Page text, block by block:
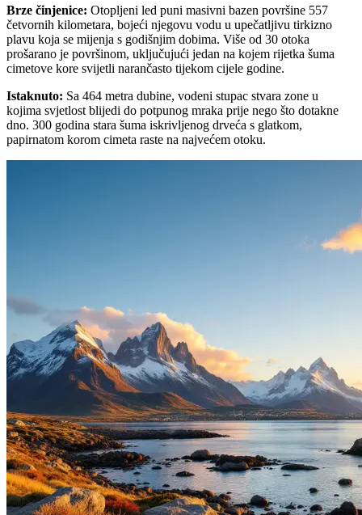
Brze činjenice: Otopljeni led puni masivni bazen površine 557
četvornih kilometara, bojeći njegovu vodu u upečatljivu tirkizno
plavu koja se mijenja s godišnjim dobima. Više od 30 otoka
prošarano je površinom, uključujući jedan na kojem rijetka šuma
cimetove kore svijetli narančasto tijekom cijele godine.
Istaknuto: Sa 464 metra dubine, vodeni stupac stvara zone u
kojima svjetlost blijedi do potpunog mraka prije nego što dotakne
dno. 300 godina stara šuma iskrivljenog drveća s glatkom,
papirnatom korom cimeta raste na najvećem otoku.